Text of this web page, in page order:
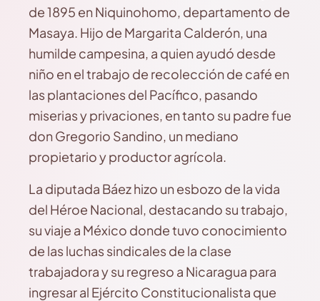
de 1895 en Niquinohomo, departamento de
Masaya. Hijo de Margarita Calderón, una
humilde campesina, a quien ayudó desde
niño en el trabajo de recolección de café en
las plantaciones del Pacífico, pasando
miserias y privaciones, en tanto su padre fue
don Gregorio Sandino, un mediano
propietario y productor agrícola.
La diputada Báez hizo un esbozo de la vida
del Héroe Nacional, destacando su trabajo,
su viaje a México donde tuvo conocimiento
de las luchas sindicales de la clase
trabajadora y su regreso a Nicaragua para
ingresar al Ejército Constitucionalista que